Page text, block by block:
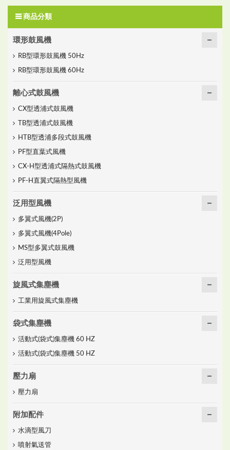
商品分類
環形鼓風機
RB型環形鼓風機 50Hz
RB型環形鼓風機 60Hz
離心式鼓風機
CX型透浦式鼓風機
TB型透浦式鼓風機
HTB型透浦多段式鼓風機
PF型直葉式風機
CX-H型透浦式隔熱式鼓風機
PF-H直翼式隔熱型風機
泛用型風機
多翼式風機(2P)
多翼式風機(4Pole)
MS型多翼式鼓風機
泛用型風機
旋風式集塵機
工業用旋風式集塵機
袋式集塵機
活動式(袋式)集塵機 60 HZ
活動式(袋式)集塵機 50 HZ
壓力扇
壓力扇
附加配件
水滴型風刀
噴射氣送管